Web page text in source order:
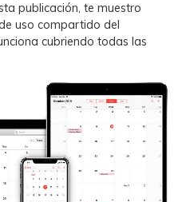
de Datos de un
a Otro
SMS y otros tipos de
de un teléfono a otro y a la
publicación, te muestro
uso compartido del
cubriendo todas las